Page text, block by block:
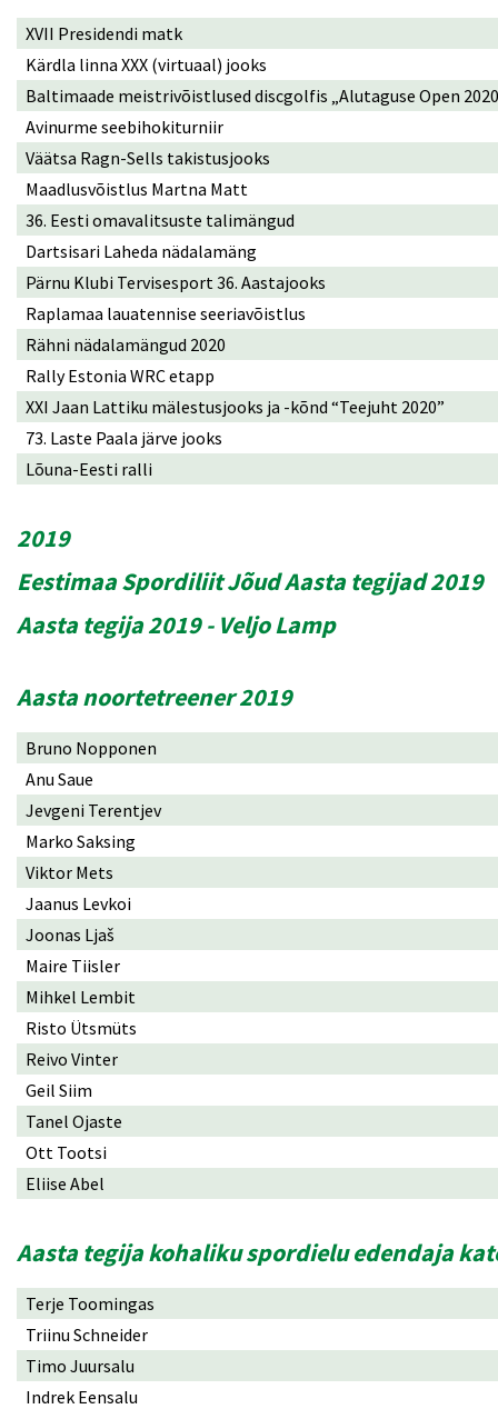
XVII Presidendi matk
Kärdla linna XXX (virtuaal) jooks
Baltimaade meistrivõistlused discgolfis „Alutaguse Open
Avinurme seebihokiturniir
Väätsa Ragn-Sells takistusjooks
Maadlusvõistlus Martna Matt
36. Eesti omavalitsuste talimängud
Dartsisari Laheda nädalamäng
Pärnu Klubi Tervisesport 36. Aastajooks
Raplamaa lauatennise seeriavõistlus
Rähni nädalamängud 2020
Rally Estonia WRC etapp
XXI Jaan Lattiku mälestusjooks ja -kõnd “Teejuht 2020”
73. Laste Paala järve jooks
Lõuna-Eesti ralli
2019
Eestimaa Spordiliit Jõud Aasta tegijad 2019
Aasta tegija 2019 - Veljo Lamp
Aasta noortetreener 2019
Bruno Nopponen
Anu Saue
Jevgeni Terentjev
Marko Saksing
Viktor Mets
Jaanus Levkoi
Joonas Ljaš
Maire Tiisler
Mihkel Lembit
Risto Ütsmüts
Reivo Vinter
Geil Siim
Tanel Ojaste
Ott Tootsi
Eliise Abel
Aasta tegija kohaliku spordielu edendaja
Terje Toomingas
Triinu Schneider
Timo Juursalu
Indrek Eensalu